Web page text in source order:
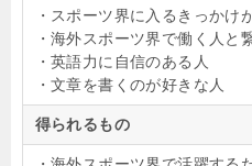
・ スポーツ界に入るきっかけ
・ 海外スポーツ界で働く人と
・英語力に自信のある人
・ 文章を書くのが好きな人
得られるもの